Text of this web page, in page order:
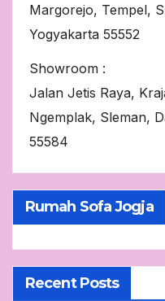
Margorejo, Tempel,
Yogyakarta 55552
Showroom :
Jalan Jetis Raya,
Ngemplak, Sleman,
55584
Rumah Sofa Jogja
Recent Posts